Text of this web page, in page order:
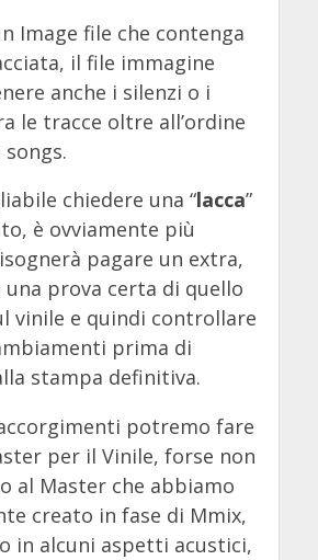
Image file che contenga
il file immagine
anche i silenzi o i
le tracce oltre all’ordine
chiedere una “lacca”
è ovviamente più
pagare un extra,
una prova certa di quello
vinile e quindi controllare
prima di
stampa definitiva.
potremo fare
per il Vinile, forse non
al Master che abbiamo
creato in fase di Mmix,
in alcuni aspetti acustici,